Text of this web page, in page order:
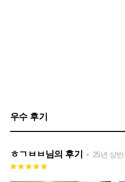
우수 후기
ㅎㄱㅂㅂ 님의 후기 25년 상